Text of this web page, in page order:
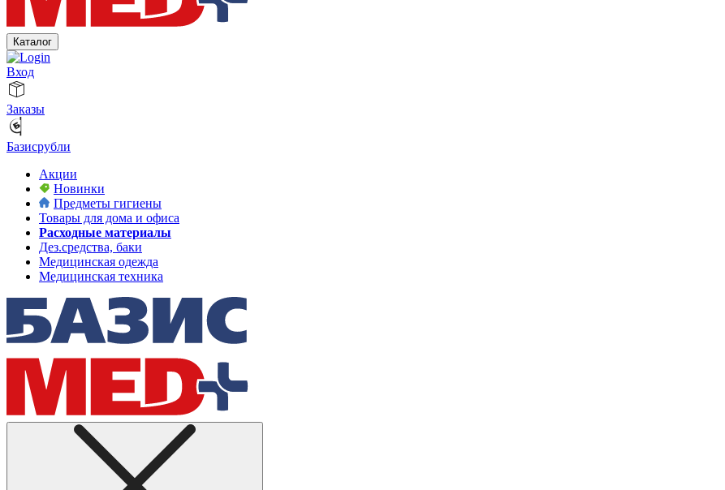
Каталог
Вход
Заказы
Базисрубли
Акции
Новинки
Предметы гигиены
Товары для дома и офиса
Расходные материалы
Дез.средства, баки
Медицинская одежда
Медицинская техника